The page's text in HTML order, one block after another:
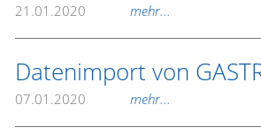
21.01.2020 mehr...
Datenimport von
07.01.2020 mehr...